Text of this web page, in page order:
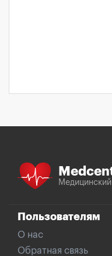
Пользователям
О нас
Обратная связь